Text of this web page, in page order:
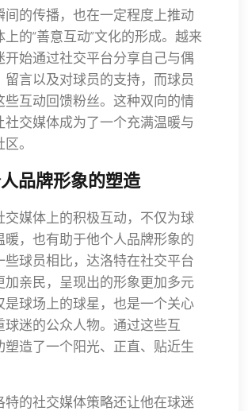
间的传播，也在一定程度上推动
上的“善意互动”文化的形成。越来
开始通过社交平台分享自己与偶
留言以及对球员的支持，而球员
些互动回馈粉丝。这种双向的情
社交媒体成为了一个充满温暖与
。
品牌形象的塑造
交媒体上的积极互动，不仅为球
暖，也有助于他个人品牌形象的
些球员相比，达洛特在社交平台
加亲民，呈现出的形象更加多元
是球场上的球星，也是一个关心
球迷的公众人物。通过这些互
塑造了一个阳光、正直、贴近生
特的社交媒体策略还让他在球迷